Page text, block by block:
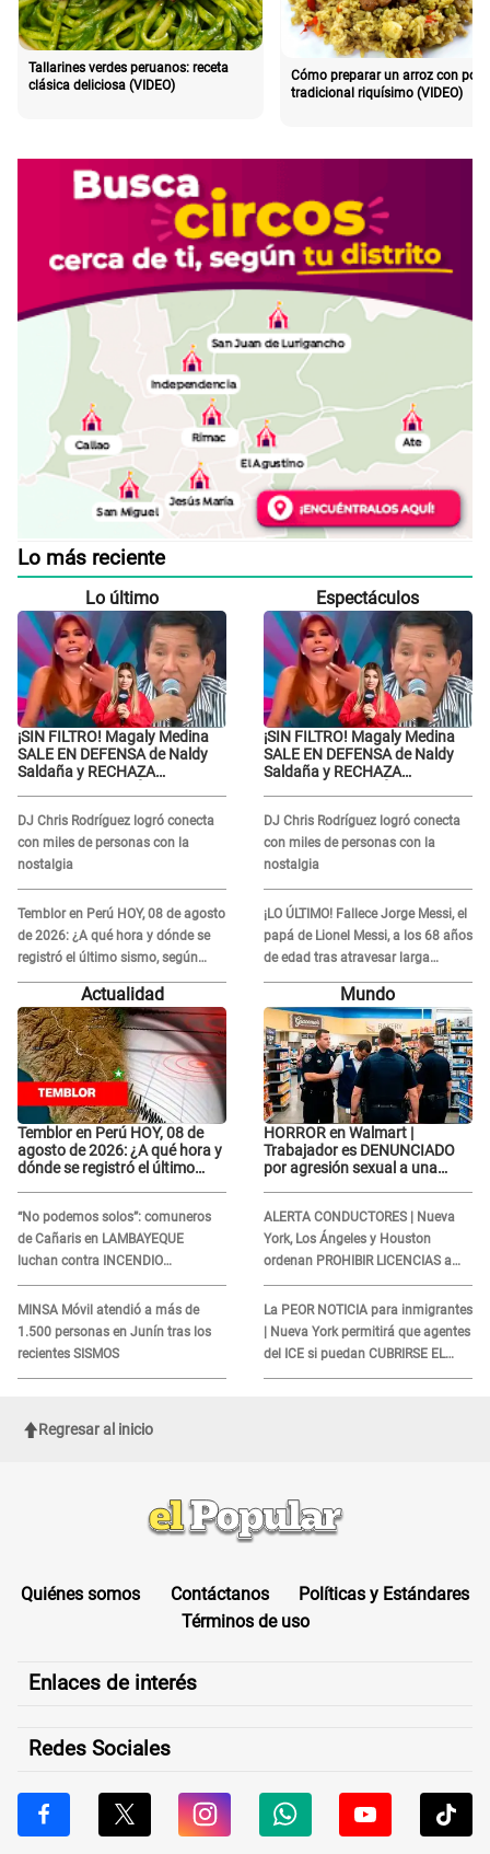
Tallarines verdes peruanos: receta
clásica deliciosa (VIDEO)
Cómo preparar un arroz con pollo
tradicional riquísimo (VIDEO)
Lo más reciente
Lo último
¡SIN FILTRO! Magaly Medina
SALE EN DEFENSA de Naldy
Saldaña y RECHAZA
DJ Chris Rodríguez logró conecta
con miles de personas con la
nostalgia
Temblor en Perú HOY, 08 de agosto
de 2026: ¿A qué hora y dónde se
registró el último sismo, según
IGP?
Espectáculos
¡SIN FILTRO! Magaly Medina
SALE EN DEFENSA de Naldy
Saldaña y RECHAZA
DJ Chris Rodríguez logró conecta
con miles de personas con la
nostalgia
¡LO ÚLTIMO! Fallece Jorge Messi, el
papá de Lionel Messi, a los 68 años
de edad tras atravesar larga
enfermedad
Actualidad
Temblor en Perú HOY, 08 de
agosto de 2026: ¿A qué hora y
dónde se registró el último
“No podemos solos”: comuneros
de Cañaris en LAMBAYEQUE
luchan contra INCENDIO
FORESTAL que sigue avanzando
MINSA Móvil atendió a más de
1.500 personas en Junín tras los
recientes SISMOS
Mundo
HORROR en Walmart |
Trabajador es DENUNCIADO
por agresión sexual a una
ALERTA CONDUCTORES | Nueva
York, Los Ángeles y Houston
ordenan PROHIBIR LICENCIAS a
quienes no presenten ESTE
DOCUMENTO
La PEOR NOTICIA para inmigrantes
| Nueva York permitirá que agentes
del ICE si puedan CUBRIRSE EL
ROSTRO
Regresar al inicio
Quiénes somos Contáctanos
Políticas y Estándares
Términos de uso
Enlaces de interés
Redes Sociales